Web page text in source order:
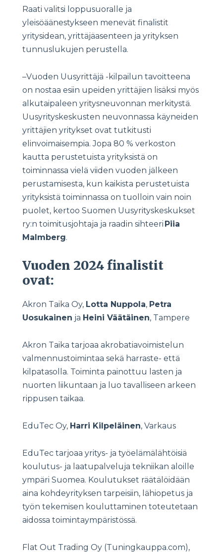
Raati valitsi loppusuoralle ja
yleisöäänestykseen menevät finalistit
yritysidean, yrittäjäasenteen ja yrityksen
tunnuslukujen perustella.
–Vuoden Uusyrittäjä -kilpailun tavoitteena
on nostaa esiin upeiden yrittäjien lisäksi myös
alkutaipaleen yritysneuvonnan merkitystä.
Uusyrityskeskusten neuvonnassa käyneiden
yrittäjien yritykset ovat tutkitusti
elinvoimaisempia. Jopa 80 % verkoston
kautta perustetuista yrityksistä on
toiminnassa vielä viiden vuoden jälkeen
perustamisesta, kun kaikista perustetuista
yrityksistä toiminnassa on tuolloin vain noin
puolet, kertoo Suomen Uusyrityskeskukset
ry:n toimitusjohtaja ja raadin sihteeri Piia
Malmberg.
Vuoden 2024 finalistit
ovat:
Akron Taika Oy, Lotta Nuppola, Petra
Uosukainen ja Heini Väätäinen, Tampere
Akron Taika tarjoaa akrobatiavoimistelun
valmennustoimintaa sekä harraste- että
kilpatasolla. Toiminta painottuu lasten ja
nuorten liikuntaan ja luo tavalliseen arkeen
rippusen taikaa.
EduTec Oy, Harri Kilpeläinen, Varkaus
EduTec tarjoaa yritys- ja työelämälähtöisiä
koulutus- ja laatupalveluja tekniikan aloille
ympäri Suomea. Koulutukset räätälöidään
aina kohdeyrityksen tarpeisiin, lähiopetus ja
työn tekemisen kouluttaminen toteutetaan
aidossa toimintaympäristössä.
Flat Out Trading Oy (Tuningkauppa.com),